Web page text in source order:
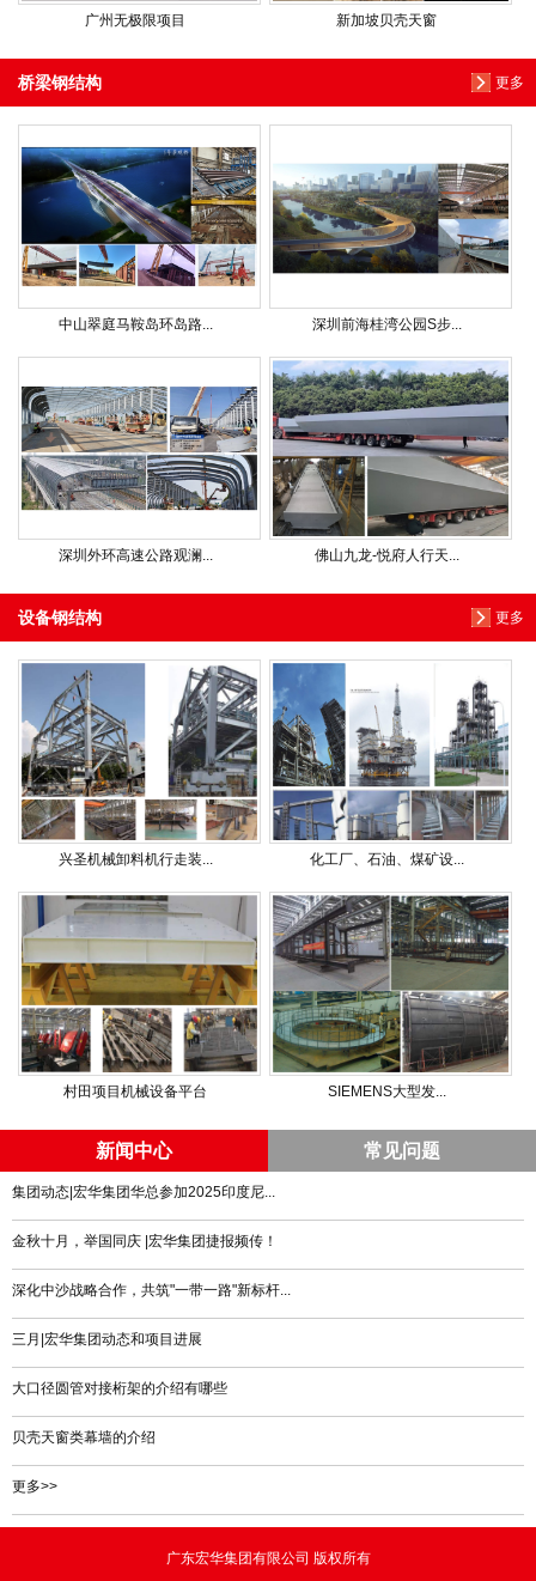
广州无极限项目 新加坡贝壳天窗
更多
桥梁钢结构
中山翠庭马鞍岛环岛路... 深圳前海桂湾公园S步...
深圳外环高速公路观澜... 佛山九龙-悦府人行天...
更多
设备钢结构
兴圣机械卸料机行走装... 化工厂、石油、煤矿设...
村田项目机械设备平台 SIEMENS大型发...
新闻中心 常见问题
集团动态|宏华集团华总参加2025印度尼...
金秋十月，举国同庆 |宏华集团捷报频传！
深化中沙战略合作，共筑"一带一路"新标杆...
三月|宏华集团动态和项目进展
大口径圆管对接桁架的介绍有哪些
贝壳天窗类幕墙的介绍
更多>>
广东宏华集团有限公司 版权所有